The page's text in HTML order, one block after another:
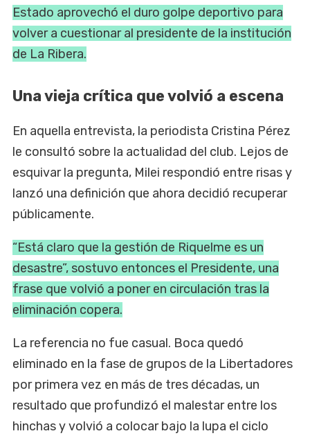
Estado aprovechó el duro golpe deportivo para
volver a cuestionar al presidente de la institución
de La Ribera.
Una vieja crítica que volvió a escena
En aquella entrevista, la periodista Cristina Pérez
le consultó sobre la actualidad del club. Lejos de
esquivar la pregunta, Milei respondió entre risas y
lanzó una definición que ahora decidió recuperar
públicamente.
“Está claro que la gestión de Riquelme es un
desastre”, sostuvo entonces el Presidente, una
frase que volvió a poner en circulación tras la
eliminación copera.
La referencia no fue casual. Boca quedó
eliminado en la fase de grupos de la Libertadores
por primera vez en más de tres décadas, un
resultado que profundizó el malestar entre los
hinchas y volvió a colocar bajo la lupa el ciclo